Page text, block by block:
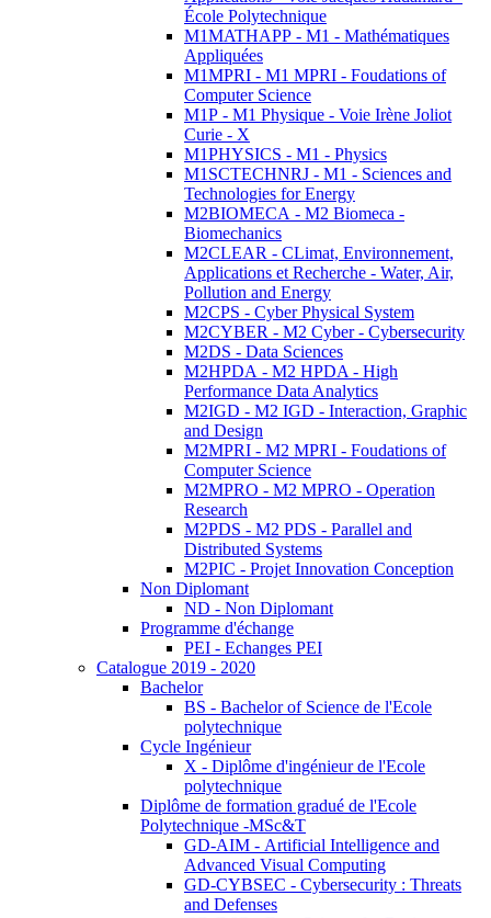
École Polytechnique
M1MATHAPP - M1 - Mathématiques
Appliquées
M1MPRI - M1 MPRI - Foudations of
Computer Science
M1P - M1 Physique - Voie Irène Joliot
Curie - X
M1PHYSICS - M1 - Physics
M1SCTECHNRJ - M1 - Sciences and
Technologies for Energy
M2BIOMECA - M2 Biomeca -
Biomechanics
M2CLEAR - CLimat, Environnement,
Applications et Recherche - Water, Air,
Pollution and Energy
M2CPS - Cyber Physical System
M2CYBER - M2 Cyber - Cybersecurity
M2DS - Data Sciences
M2HPDA - M2 HPDA - High
Performance Data Analytics
M2IGD - M2 IGD - Interaction, Graphic
and Design
M2MPRI - M2 MPRI - Foudations of
Computer Science
M2MPRO - M2 MPRO - Operation
Research
M2PDS - M2 PDS - Parallel and
Distributed Systems
M2PIC - Projet Innovation Conception
Non Diplomant
ND - Non Diplomant
Programme d'échange
PEI - Echanges PEI
Catalogue 2019 - 2020
Bachelor
BS - Bachelor of Science de l'Ecole
polytechnique
Cycle Ingénieur
X - Diplôme d'ingénieur de l'Ecole
polytechnique
Diplôme de formation gradué de l'Ecole
Polytechnique -MSc&T
GD-AIM - Artificial Intelligence and
Advanced Visual Computing
GD-CYBSEC - Cybersecurity : Threats
and Defenses